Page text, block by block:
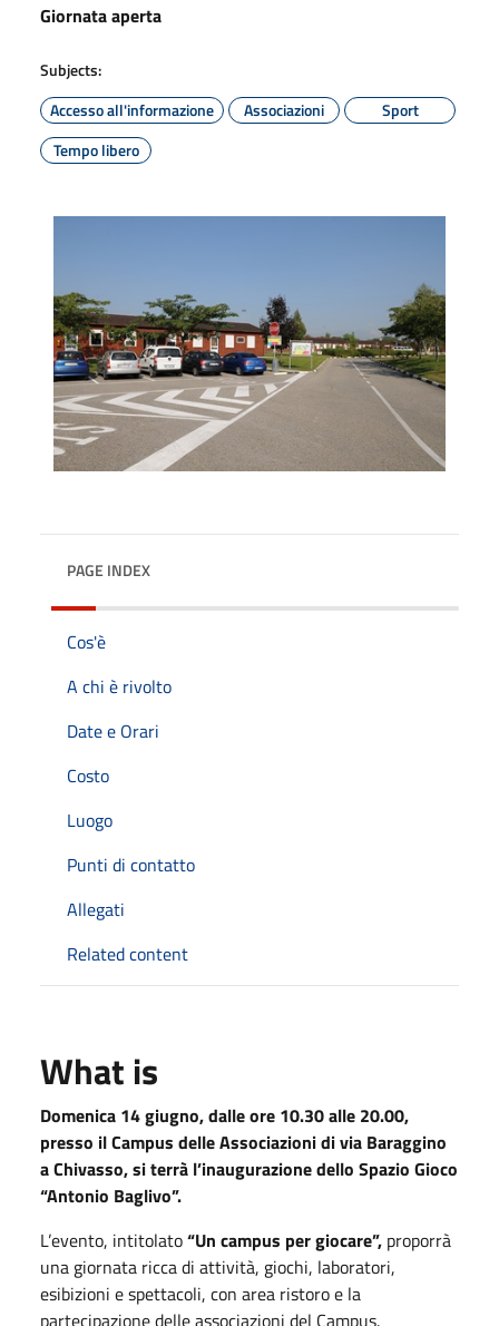
Giornata aperta
Subjects:
Accesso all'informazione
Associazioni
Sport
Tempo libero
PAGE INDEX
Cos'è
A chi è rivolto
Date e Orari
Costo
Luogo
Punti di contatto
Allegati
Related content
What is
Domenica 14 giugno, dalle ore 10.30 alle 20.00,
presso il Campus delle Associazioni di via Baraggino
a Chivasso, si terrà l’inaugurazione dello Spazio Gioco
“Antonio Baglivo”.
L’evento, intitolato“Un campus per giocare”, proporrà
una giornata ricca di attività, giochi, laboratori,
esibizioni e spettacoli, con area ristoro e la
partecipazione delle associazioni del Campus.